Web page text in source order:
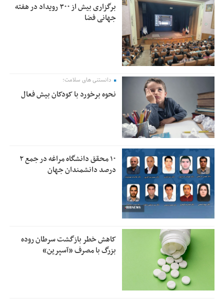
برگزاری بیش از ۳۰۰ رویداد در هفته
جهانی فضا
دانستنی های سلامت؛
نحوه برخورد با کودکان بیش فعال
۱۰ محقق دانشگاه مراغه در جمع ۲
درصد دانشمندان جهان
کاهش خطر بازگشت سرطان روده
بزرگ با مصرف «آسپرین»